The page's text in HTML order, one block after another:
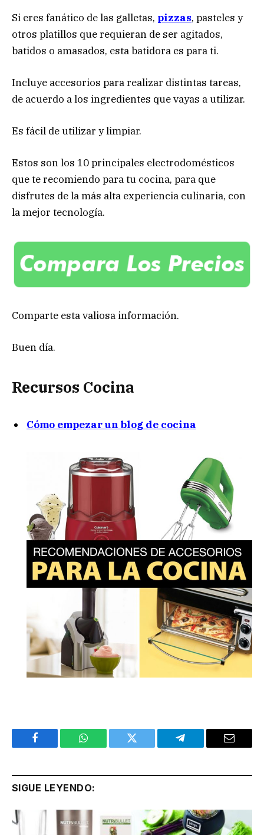
Si eres fanático de las galletas, pizzas, pasteles y
otros platillos que requieran de ser agitados,
batidos o amasados, esta batidora es para ti.
Incluye accesorios para realizar distintas tareas,
de acuerdo a los ingredientes que vayas a utilizar.
Es fácil de utilizar y limpiar.
Estos son los 10 principales electrodomésticos
que te recomiendo para tu cocina, para que
disfrutes de la más alta experiencia culinaria, con
la mejor tecnología.
Comparte esta valiosa información.
Buen día.
Recursos Cocina
Cómo empezar un blog de cocina
Facebook WhatsApp Twitter Telegram Email
SIGUE LEYENDO: